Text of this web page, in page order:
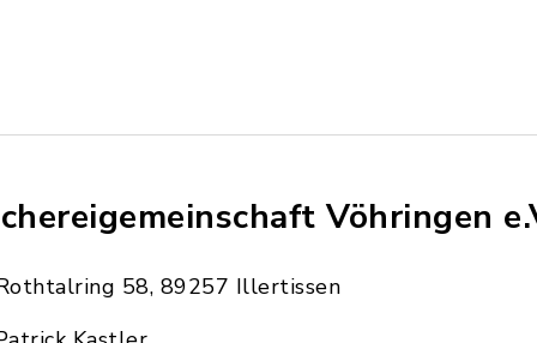
Vöhringen
58, 89257 Illertissen